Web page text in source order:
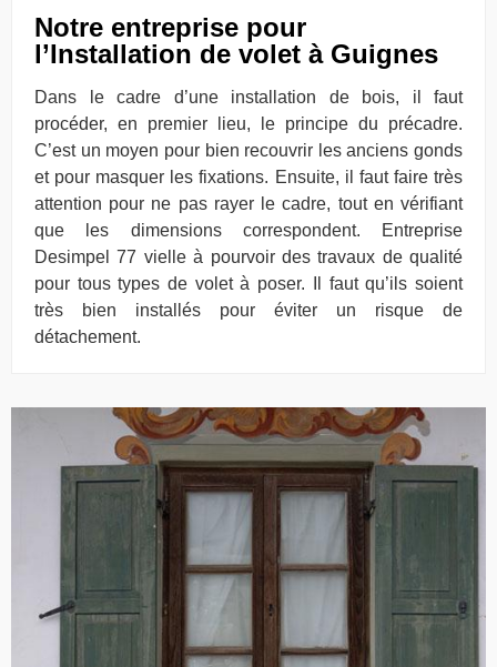
Notre entreprise pour
l’Installation de volet à Guignes
Dans le cadre d’une installation de bois, il faut
procéder, en premier lieu, le principe du précadre.
C’est un moyen pour bien recouvrir les anciens gonds
et pour masquer les fixations. Ensuite, il faut faire très
attention pour ne pas rayer le cadre, tout en vérifiant
que les dimensions correspondent. Entreprise
Desimpel 77 vielle à pourvoir des travaux de qualité
pour tous types de volet à poser. Il faut qu’ils soient
très bien installés pour éviter un risque de
détachement.